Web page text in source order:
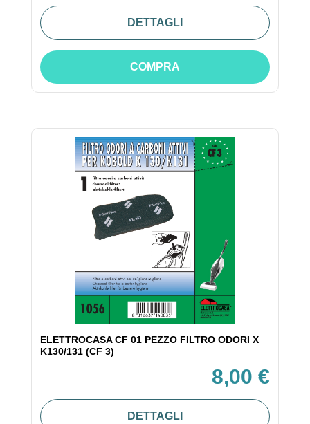
DETTAGLI
COMPRA
ELETTROCASA CF 01 PEZZO FILTRO ODORI X
K130/131 (CF 3)
8,00 €
DETTAGLI